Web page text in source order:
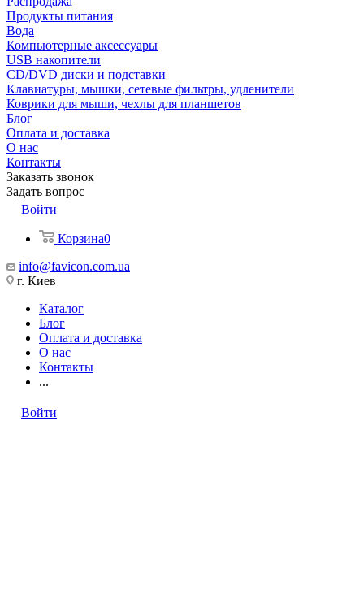
Продукты питания
Вода
Компьютерные аксессуары
USB накопители
CD/DVD диски и подставки
Клавиатуры, мышки, сетевые фильтры, удленители
Коврики для мыши, чехлы для планшетов
Блог
Оплата и доставка
О нас
Контакты
Заказать звонок
Задать вопрос
Войти
Корзина0
info@favicon.com.ua
г. Киев
Каталог
Блог
Оплата и доставка
О нас
Контакты
...
Войти